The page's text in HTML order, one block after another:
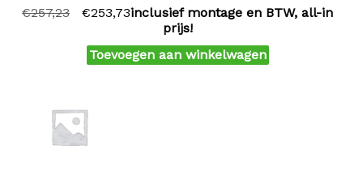
€257,23 €253,73inclusief montage en BTW, all-in
prijs!
Toevoegen aan winkelwagen